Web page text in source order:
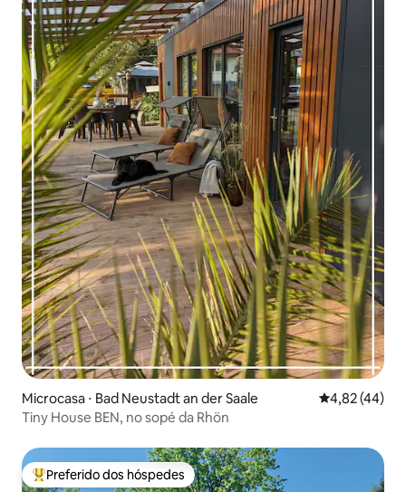
Microcasa ⋅ Bad Neustadt an der Saale 4,82 de uma
4,82 (44)
Tiny House BEN, no sopé da Rhön
Entre os melhores preferidos dos hóspedes
Preferido dos hóspedes